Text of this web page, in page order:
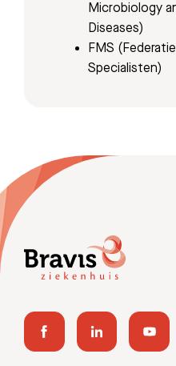
Microbiology
Diseases)
FMS
Specialisten)